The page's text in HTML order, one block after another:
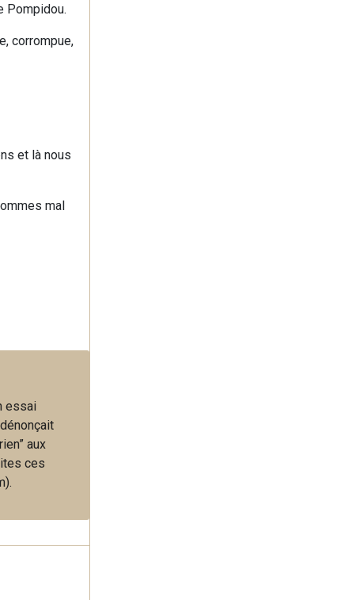
Pompidou.
corrompue,
et là nous
mal
essai
aux
ces